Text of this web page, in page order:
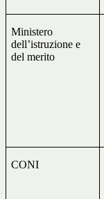
Ministero
dell’istruzione e
del merito
CONI